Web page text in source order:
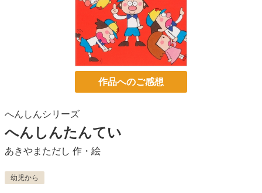
作品へのご感想
へんしんシリーズ
へんしんたんてい
あきやまただし 作・絵
幼児から